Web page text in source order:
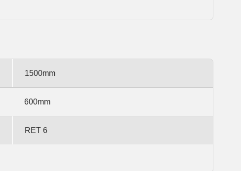
1500mm
600mm
RET 6